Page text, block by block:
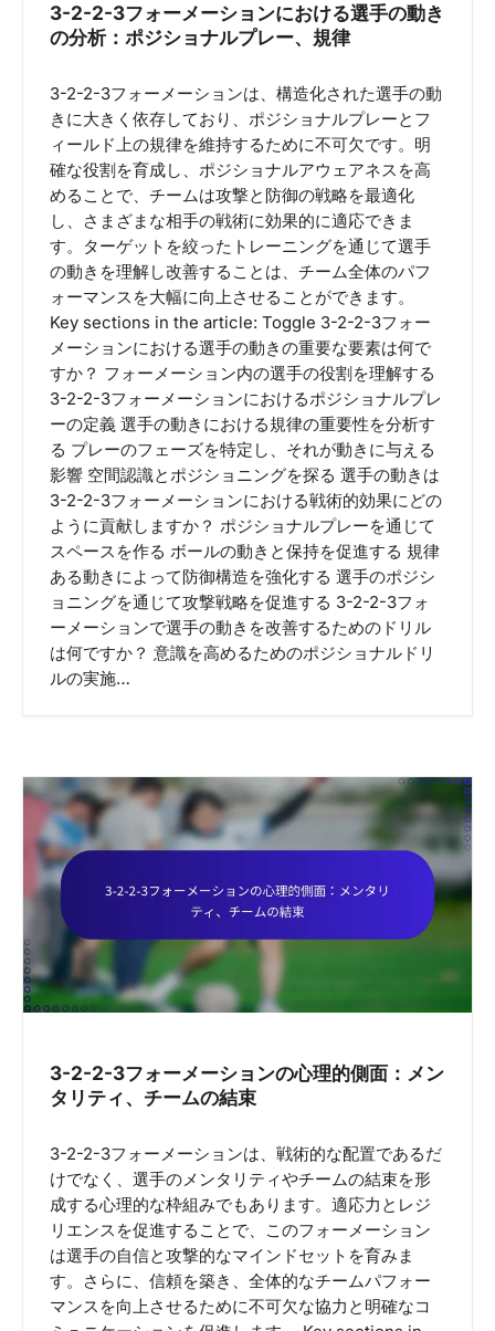
3-2-2-3フォーメーションにおける選手の動き
の分析：ポジショナルプレー、規律
3-2-2-3フォーメーションは、構造化された選手の動
きに大きく依存しており、ポジショナルプレーとフ
ィールド上の規律を維持するために不可欠です。明
確な役割を育成し、ポジショナルアウェアネスを高
めることで、チームは攻撃と防御の戦略を最適化
し、さまざまな相手の戦術に効果的に適応できま
す。ターゲットを絞ったトレーニングを通じて選手
の動きを理解し改善することは、チーム全体のパフ
ォーマンスを大幅に向上させることができます。
Key sections in the article: Toggle 3-2-2-3フォー
メーションにおける選手の動きの重要な要素は何で
すか？ フォーメーション内の選手の役割を理解する
3-2-2-3フォーメーションにおけるポジショナルプレ
ーの定義 選手の動きにおける規律の重要性を分析す
る プレーのフェーズを特定し、それが動きに与える
影響 空間認識とポジショニングを探る 選手の動きは
3-2-2-3フォーメーションにおける戦術的効果にどの
ように貢献しますか？ ポジショナルプレーを通じて
スペースを作る ボールの動きと保持を促進する 規律
ある動きによって防御構造を強化する 選手のポジシ
ョニングを通じて攻撃戦略を促進する 3-2-2-3フォ
ーメーションで選手の動きを改善するためのドリル
は何ですか？ 意識を高めるためのポジショナルドリ
ルの実施…
3-2-2-3フォーメーションの心理的側面：メン
タリティ、チームの結束
3-2-2-3フォーメーションは、戦術的な配置であるだ
けでなく、選手のメンタリティやチームの結束を形
成する心理的な枠組みでもあります。適応力とレジ
リエンスを促進することで、このフォーメーション
は選手の自信と攻撃的なマインドセットを育みま
す。さらに、信頼を築き、全体的なチームパフォー
マンスを向上させるために不可欠な協力と明確なコ